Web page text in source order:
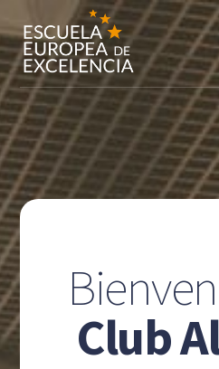
Club